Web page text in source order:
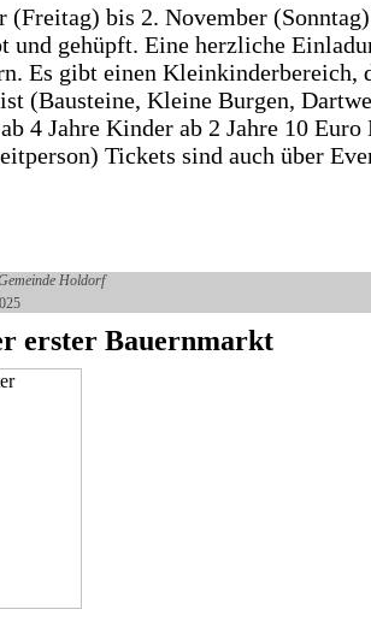
(Freitag) bis 2. November
und gehüpft. Eine herzliche
Es gibt einen Kleinkinderbereich,
(Bausteine, Kleine Burgen,
4 Jahre Kinder ab 2 Jahre 10 Euro
Tickets sind auch über
Holdorf
erster Bauernmarkt